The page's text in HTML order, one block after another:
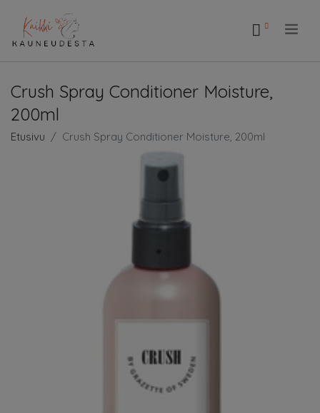
Crush Spray Conditioner Moisture,
200ml
Etusivu Crush Spray Conditioner Moisture, 200ml